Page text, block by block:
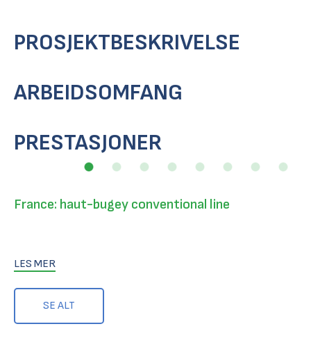
PROSJEKTBESKRIVELSE
ARBEIDSOMFANG
PRESTASJONER
SE ALT
France: haut-bugey conventional line
LES MER